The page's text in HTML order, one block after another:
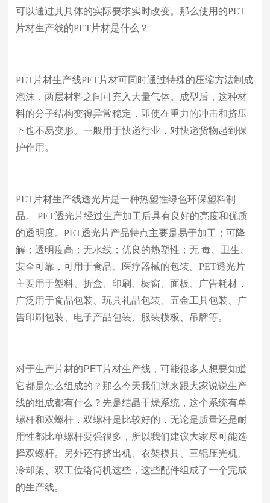
可以通过其具体的实际要求实时改变。那么使用的PET
片材生产线的PET片材是什么？
PET片材生产线PET片材可同时通过特殊的压缩方法制成
泡沫，两层材料之间可充入大量气体。成型后，这种材
料的分子结构变得异常稳定，即使在重力的冲击和挤压
下也不易变形。一般用于快递行业，对快递货物起到保
护作用。
PET片材生产线透光片是一种热塑性绿色环保塑料制
品。 PET透光片经过生产加工后具有良好的亮度和优质
的透明度。PET透光片产品特点主要是易于加工；可降
解；透明度高；无水线；优良的热塑性；无 毒、卫生、
安全可靠，可用于食品、医疗器械的包装。PET透光片
主要用于塑料、折盒、印刷、橱窗、面板、广告耗材，
广泛用于食品包装、玩具礼品包装、五金工具包装、广
告印刷包装、电子产品包装、服装模板、吊牌等。
对于生产片材的PET片材生产线 ，可能很多人想要知道
它都是怎么组成的？那么今天我们就来跟大家说说生产
线的组成都有什么？先是结晶干燥系统，这个系统有单
螺杆和双螺杆，双螺杆是比较好的，无论是质量还是耐
用性都比单螺杆要强很多，所以我们建议大家尽可能选
择双螺杆。另外还有挤出机、衣架模具、三辊压光机、
冷却架、双工位络筒机这些，这些配件组成了一个完成
的生产线。